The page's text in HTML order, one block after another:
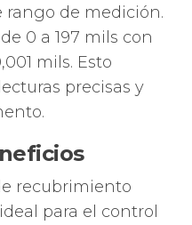
rango de medición.
0 a 197 mils con
mils. Esto
precisas y
recubrimiento
para el control